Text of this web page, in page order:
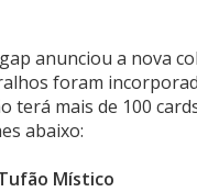
anunciou a nova
foram
terá mais de 100
abaixo:
Místico